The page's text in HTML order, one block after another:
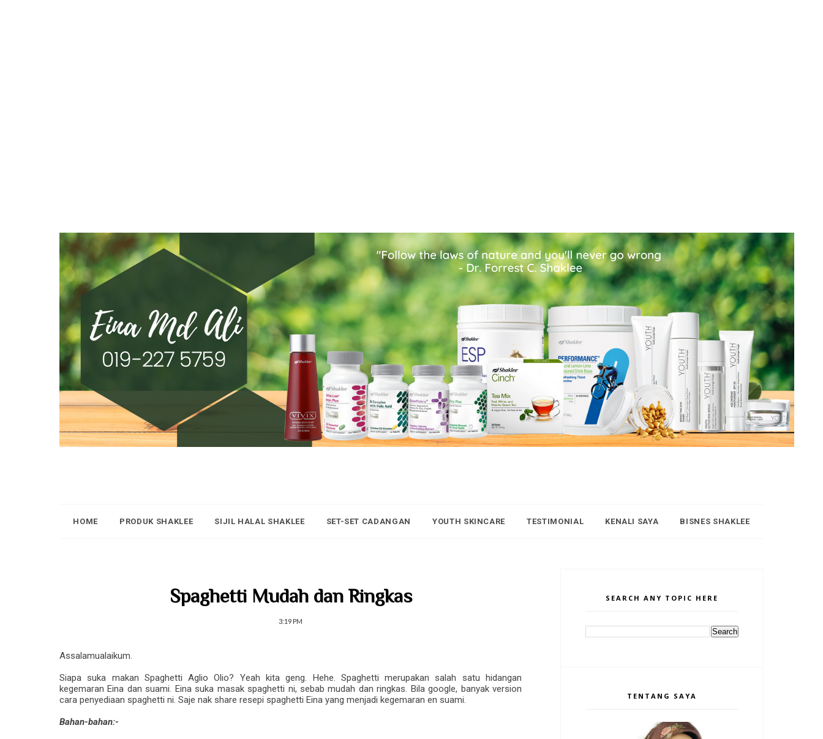
HOME PRODUK SHAKLEE SIJIL HALAL SHAKLEE SET-SET CADANGAN YOUTH SKINCARE TESTIMONIAL KENALI SAYA BISNES SHAKLEE
Spaghetti Mudah dan Ringkas
3:19 PM
Assalamualaikum.
Siapa suka makan Spaghetti Aglio Olio? Yeah kita geng. Hehe. Spaghetti merupakan salah satu hidangan
kegemaran Eina dan suami. Eina suka masak spaghetti ni, sebab mudah dan ringkas. Bila google, banyak version
cara penyediaan spaghetti ni. Saje nak share resepi spaghetti Eina yang menjadi kegemaran en suami.
Bahan-bahan:-
SEARCH ANY TOPIC HERE
TENTANG SAYA